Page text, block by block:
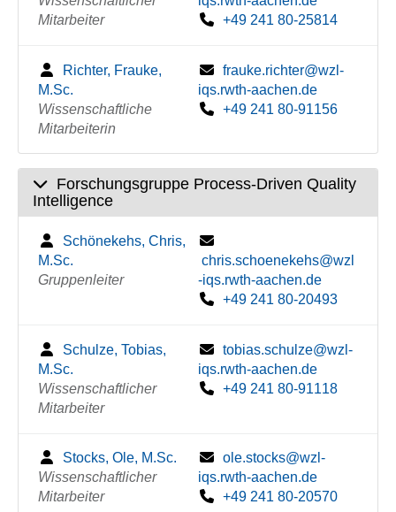
Mitarbeiter
+49 241 80-25814
Richter, Frauke,
M.Sc.
Wissenschaftliche
Mitarbeiterin
frauke.richter@wzl-
iqs.rwth-aachen.de
+49 241 80-91156
Forschungsgruppe Process-Driven Quality
Intelligence
Schönekehs, Chris,
M.Sc.
Gruppenleiter
chris.schoenekehs@wzl
-iqs.rwth-aachen.de
+49 241 80-20493
Schulze, Tobias,
M.Sc.
Wissenschaftlicher
Mitarbeiter
tobias.schulze@wzl-
iqs.rwth-aachen.de
+49 241 80-91118
Stocks, Ole, M.Sc.
Wissenschaftlicher
Mitarbeiter
ole.stocks@wzl-
iqs.rwth-aachen.de
+49 241 80-20570